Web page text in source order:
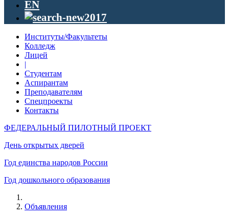
EN
Институты/Факультеты
Колледж
Лицей
|
Студентам
Аспирантам
Преподавателям
Спецпроекты
Контакты
ФЕДЕРАЛЬНЫЙ ПИЛОТНЫЙ ПРОЕКТ
День открытых дверей
Год единства народов России
Год дошкольного образования
Объявления